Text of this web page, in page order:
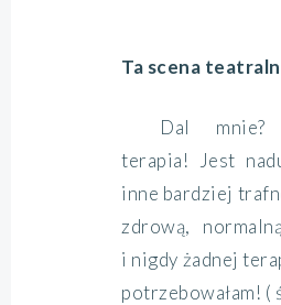
Ta scena
Dal mnie?
terapia! Jest
inne bardziej
zdrową,
i nigdy żadnej
potrzebowałam! (